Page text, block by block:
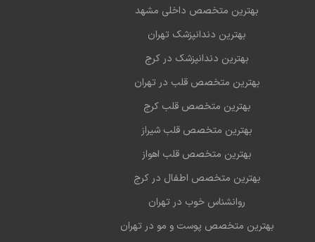
بهترین متخصص داخلی مشهد
بهترین دندانپزشک تهران
بهترین دندانپزشک در کرج
بهترین متخصص قلب در تهران
بهترین متخصص قلب کرج
بهترین متخصص قلب شیراز
بهترین متخصص قلب اهواز
بهترین متخصص اطفال در کرج
روانشناس خوب در تهران
بهترین متخصص پوست و مو در تهران